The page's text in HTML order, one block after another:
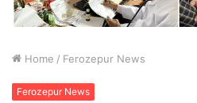
Home / Ferozepur News
Ferozepur News